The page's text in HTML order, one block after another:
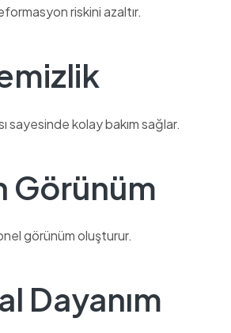
riskini azaltır.
sayesinde kolay bakım sağlar.
Görünüm
görünüm oluşturur.
Dayanım